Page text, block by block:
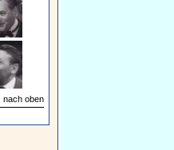
nach oben